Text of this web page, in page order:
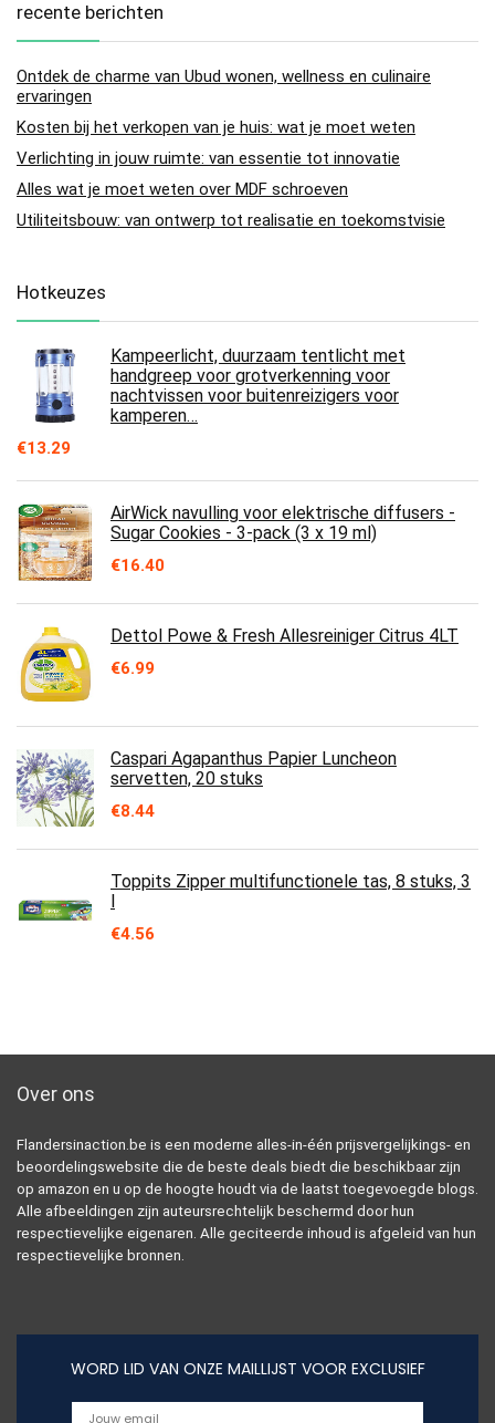
recente berichten
Ontdek de charme van Ubud wonen, wellness en culinaire
ervaringen
Kosten bij het verkopen van je huis: wat je moet weten
Verlichting in jouw ruimte: van essentie tot innovatie
Alles wat je moet weten over MDF schroeven
Utiliteitsbouw: van ontwerp tot realisatie en toekomstvisie
Hotkeuzes
Kampeerlicht, duurzaam tentlicht met
handgreep voor grotverkenning voor
nachtvissen voor buitenreizigers voor
kamperen…
€13.29
AirWick navulling voor elektrische diffusers -
Sugar Cookies - 3-pack (3 x 19 ml)
€16.40
Dettol Powe & Fresh Allesreiniger Citrus 4LT
€6.99
Caspari Agapanthus Papier Luncheon
servetten, 20 stuks
€8.44
Toppits Zipper multifunctionele tas, 8 stuks, 3
€4.56
Over ons
Flandersinaction.be is een moderne alles-in-één prijsvergelijkings- en
beoordelingswebsite die de beste deals biedt die beschikbaar zijn
op amazon en u op de hoogte houdt via de laatst toegevoegde blogs.
Alle afbeeldingen zijn auteursrechtelijk beschermd door hun
respectievelijke eigenaren. Alle geciteerde inhoud is afgeleid van hun
respectievelijke bronnen.
WORD LID VAN ONZE MAILLIJST VOOR EXCLUSIEF